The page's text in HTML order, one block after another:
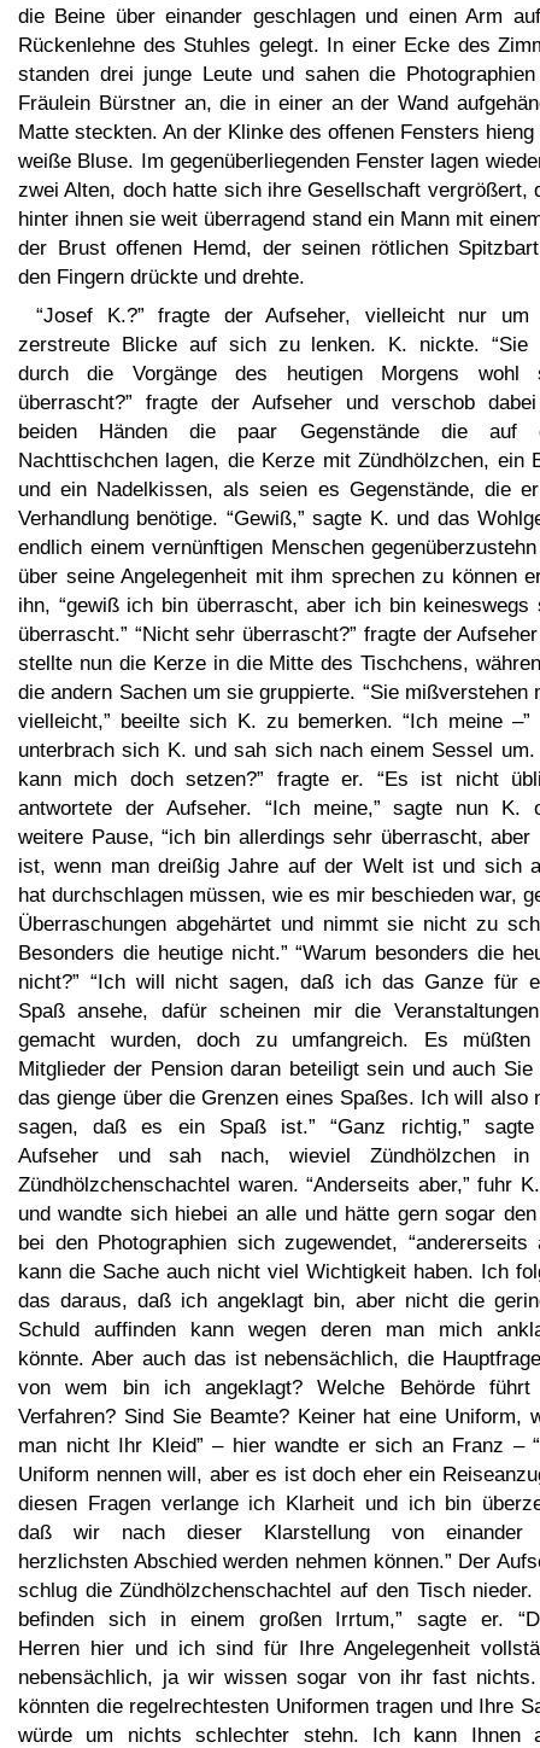
die Beine über einander geschlagen und einen Arm
Rückenlehne des Stuhles gelegt. In einer Ecke des
standen drei junge Leute und sahen die
Fräulein Bürstner an, die in einer an der Wand
Matte steckten. An der Klinke des offenen Fensters hieng
weiße Bluse. Im gegenüberliegenden Fenster lagen
zwei Alten, doch hatte sich ihre Gesellschaft vergrößert,
hinter ihnen sie weit überragend stand ein Mann mit
der Brust offenen Hemd, der seinen rötlichen
den Fingern drückte und drehte.
“Josef K.?” fragte der Aufseher, vielleicht nur um
zerstreute Blicke auf sich zu lenken. K. nickte. “Sie
durch die Vorgänge des heutigen Morgens wohl
überrascht?” fragte der Aufseher und verschob
beiden Händen die paar Gegenstände die auf
Nachttischchen lagen, die Kerze mit Zündhölzchen, ein
und ein Nadelkissen, als seien es Gegenstände, die
Verhandlung benötige. “Gewiß,” sagte K. und das
endlich einem vernünftigen Menschen
über seine Angelegenheit mit ihm sprechen zu können
ihn, “gewiß ich bin überrascht, aber ich bin keineswegs
überrascht.” “Nicht sehr überrascht?” fragte der
stellte nun die Kerze in die Mitte des Tischchens,
die andern Sachen um sie gruppierte. “Sie mißverstehen
vielleicht,” beeilte sich K. zu bemerken. “Ich meine –”
unterbrach sich K. und sah sich nach einem Sessel um.
kann mich doch setzen?” fragte er. “Es ist nicht
antwortete der Aufseher. “Ich meine,” sagte nun K.
weitere Pause, “ich bin allerdings sehr überrascht, aber
ist, wenn man dreißig Jahre auf der Welt ist und sich
hat durchschlagen müssen, wie es mir beschieden war,
Überraschungen abgehärtet und nimmt sie nicht zu
Besonders die heutige nicht.” “Warum besonders die
nicht?” “Ich will nicht sagen, daß ich das Ganze für
Spaß ansehe, dafür scheinen mir die
gemacht wurden, doch zu umfangreich. Es müßten
Mitglieder der Pension daran beteiligt sein und auch Sie
das gienge über die Grenzen eines Spaßes. Ich will also
sagen, daß es ein Spaß ist.” “Ganz richtig,”
Aufseher und sah nach, wieviel Zündhölzchen
Zündhölzchenschachtel waren. “Anderseits aber,” fuhr
und wandte sich hiebei an alle und hätte gern sogar
bei den Photographien sich zugewendet, “andererseits
kann die Sache auch nicht viel Wichtigkeit haben. Ich
das daraus, daß ich angeklagt bin, aber nicht die
Schuld auffinden kann wegen deren man mich
könnte. Aber auch das ist nebensächlich, die
von wem bin ich angeklagt? Welche Behörde führt
Verfahren? Sind Sie Beamte? Keiner hat eine Uniform,
man nicht Ihr Kleid” – hier wandte er sich an Franz –
Uniform nennen will, aber es ist doch eher ein
diesen Fragen verlange ich Klarheit und ich bin
daß wir nach dieser Klarstellung von einander
herzlichsten Abschied werden nehmen können.” Der
schlug die Zündhölzchenschachtel auf den Tisch nieder.
befinden sich in einem großen Irrtum,” sagte er.
Herren hier und ich sind für Ihre Angelegenheit
nebensächlich, ja wir wissen sogar von ihr fast
könnten die regelrechtesten Uniformen tragen und Ihre
würde um nichts schlechter stehn. Ich kann Ihnen